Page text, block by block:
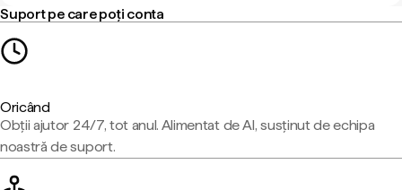
Suport pe care poți conta
Oricând
Obții ajutor 24/7, tot anul. Alimentat de AI, susținut de echipa
noastră de suport.